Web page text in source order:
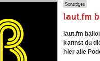
Sonstiges
laut.fm
laut.fm
kannst du
hier alle